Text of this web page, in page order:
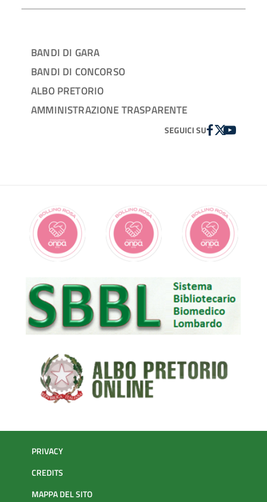
BANDI DI GARA
BANDI DI CONCORSO
ALBO PRETORIO
AMMINISTRAZIONE TRASPARENTE
SEGUICI SUFACEBOOK
TWITTER
YOUTUBE
PRIVACY
CREDITS
MAPPA DEL SITO